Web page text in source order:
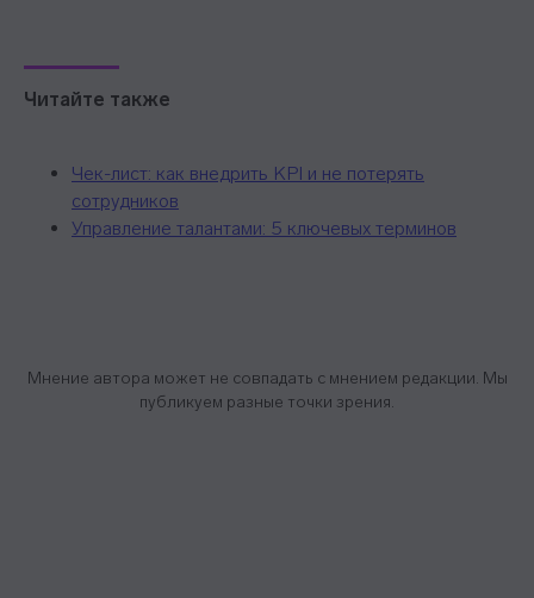
Читайте также
Чек-лист: как внедрить KPI и не потерять
сотрудников
Управление талантами: 5 ключевых терминов
Мнение автора может не совпадать с мнением редакции. Мы
публикуем разные точки зрения.